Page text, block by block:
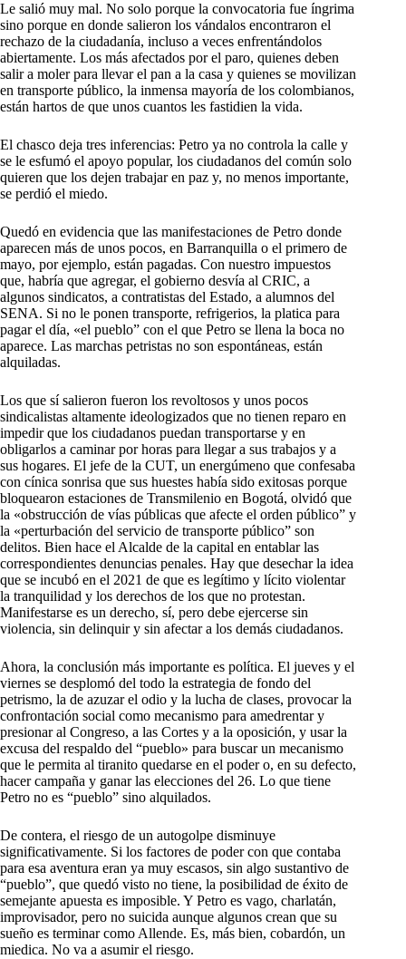
Le salió muy mal. No solo porque la convocatoria fue íngrima
sino porque en donde salieron los vándalos encontraron el
rechazo de la ciudadanía, incluso a veces enfrentándolos
abiertamente. Los más afectados por el paro, quienes deben
salir a moler para llevar el pan a la casa y quienes se movilizan
en transporte público, la inmensa mayoría de los colombianos,
están hartos de que unos cuantos les fastidien la vida.
El chasco deja tres inferencias: Petro ya no controla la calle y
se le esfumó el apoyo popular, los ciudadanos del común solo
quieren que los dejen trabajar en paz y, no menos importante,
se perdió el miedo.
Quedó en evidencia que las manifestaciones de Petro donde
aparecen más de unos pocos, en Barranquilla o el primero de
mayo, por ejemplo, están pagadas. Con nuestro impuestos
que, habría que agregar, el gobierno desvía al CRIC, a
algunos sindicatos, a contratistas del Estado, a alumnos del
SENA. Si no le ponen transporte, refrigerios, la platica para
pagar el día, «el pueblo” con el que Petro se llena la boca no
aparece. Las marchas petristas no son espontáneas, están
alquiladas.
Los que sí salieron fueron los revoltosos y unos pocos
sindicalistas altamente ideologizados que no tienen reparo en
impedir que los ciudadanos puedan transportarse y en
obligarlos a caminar por horas para llegar a sus trabajos y a
sus hogares. El jefe de la CUT, un energúmeno que confesaba
con cínica sonrisa que sus huestes había sido exitosas porque
bloquearon estaciones de Transmilenio en Bogotá, olvidó que
la «obstrucción de vías públicas que afecte el orden público” y
la «perturbación del servicio de transporte público” son
delitos. Bien hace el Alcalde de la capital en entablar las
correspondientes denuncias penales. Hay que desechar la idea
que se incubó en el 2021 de que es legítimo y lícito violentar
la tranquilidad y los derechos de los que no protestan.
Manifestarse es un derecho, sí, pero debe ejercerse sin
violencia, sin delinquir y sin afectar a los demás ciudadanos.
Ahora, la conclusión más importante es política. El jueves y el
viernes se desplomó del todo la estrategia de fondo del
petrismo, la de azuzar el odio y la lucha de clases, provocar la
confrontación social como mecanismo para amedrentar y
presionar al Congreso, a las Cortes y a la oposición, y usar la
excusa del respaldo del “pueblo» para buscar un mecanismo
que le permita al tiranito quedarse en el poder o, en su defecto,
hacer campaña y ganar las elecciones del 26. Lo que tiene
Petro no es “pueblo” sino alquilados.
De contera, el riesgo de un autogolpe disminuye
significativamente. Si los factores de poder con que contaba
para esa aventura eran ya muy escasos, sin algo sustantivo de
“pueblo”, que quedó visto no tiene, la posibilidad de éxito de
semejante apuesta es imposible. Y Petro es vago, charlatán,
improvisador, pero no suicida aunque algunos crean que su
sueño es terminar como Allende. Es, más bien, cobardón, un
miedica. No va a asumir el riesgo.